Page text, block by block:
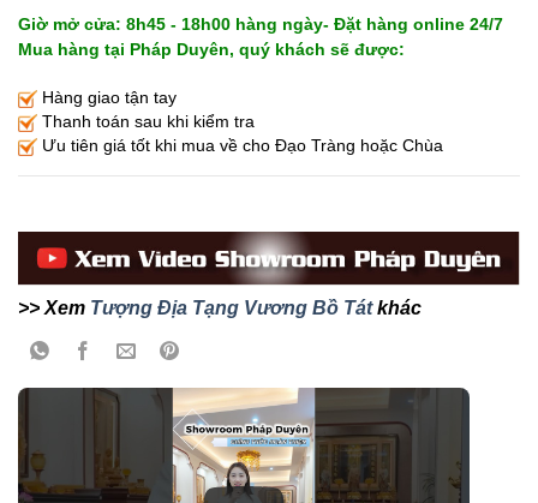
Giờ mở cửa: 8h45 - 18h00 hàng ngày- Đặt hàng online 24/7
Mua hàng tại Pháp Duyên, quý khách sẽ được:
Hàng giao tận tay
Thanh toán sau khi kiểm tra
Ưu tiên giá tốt khi mua về cho Đạo Tràng hoặc Chùa
>> Xem Tượng Địa Tạng Vương Bồ Tátkhác